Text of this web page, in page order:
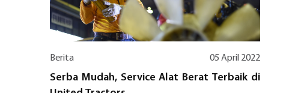
Berita 05 April 2022
Serba Mudah, Service Alat Berat Terbaik di